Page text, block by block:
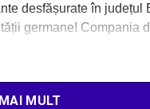
desfășurate în județul
germane! Compania
MULT